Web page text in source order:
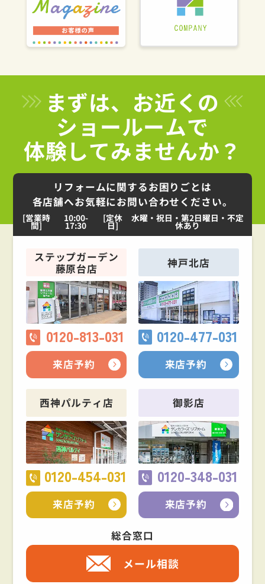
まずは、お近くの
ショールームで
体験してみませんか？
リフォームに関するお困りごとは
各店舗へお気軽にお問い合わせください。
[営業時
間]
10:00-
17:30
[定休
日]
水曜・祝日・第2日曜日・不定
休あり
ステップガーデン
藤原台店
0120-813-031
来店予約
神戸北店
0120-477-031
来店予約
西神パルティ店
0120-454-031
来店予約
御影店
0120-348-031
来店予約
総合窓口
メール相談